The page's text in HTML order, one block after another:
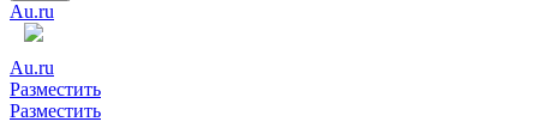
Au.ru
Au.ru
Разместить
Разместить